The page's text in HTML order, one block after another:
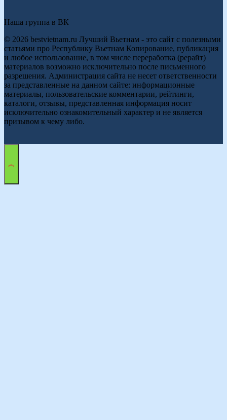
Наша группа в ВК
© 2026 bestvietnam.ru Лучший Вьетнам - это сайт с полезными
статьями про Республику Вьетнам Копирование, публикация
и любое использование, в том числе переработка (рерайт)
материалов возможно исключительно после письменного
разрешения. Администрация сайта не несет ответственности
за представленные на данном сайте: информационные
материалы, пользовательские комментарии, рейтинги,
каталоги, отзывы, представленная информация носит
исключительно ознакомительный характер и не является
призывом к чему либо.